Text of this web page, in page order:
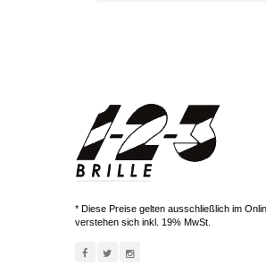
* Diese Preise gelten ausschließlich im
verstehen sich inkl. 19% MwSt.